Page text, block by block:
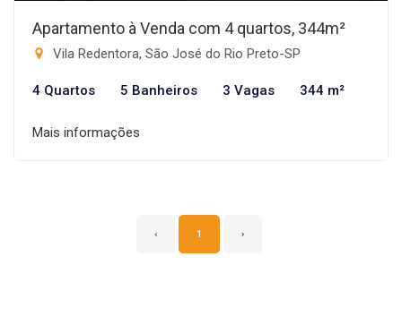
Apartamento à Venda com 4 quartos, 344m²
Vila Redentora, São José do Rio Preto-SP
4 Quartos 5 Banheiros 3 Vagas 344 m²
Mais informações
‹ 1 ›